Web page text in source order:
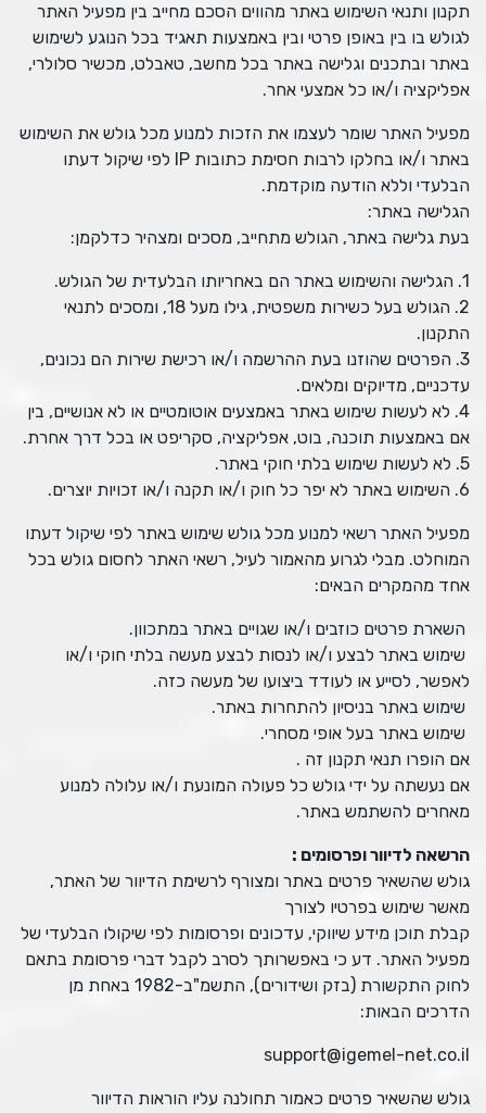
תקנון ותנאי השימוש באתר מהווים הסכם מחייב בין מפעיל האתר
לגולש בו בין באופן פרטי ובין באמצעות תאגיד בכל הנוגע לשימוש
באתר ובתכנים וגלישה באתר בכל מחשב, טאבלט, מכשיר סלולרי,
אפליקציה ו/או כל אמצעי אחר.
מפעיל האתר שומר לעצמו את הזכות למנוע מכל גולש את השימוש
באתר ו/או בחלקו לרבות חסימת כתובות IP לפי שיקול דעתו
הבלעדי וללא הודעה מוקדמת.
הגלישה באתר:
בעת גלישה באתר, הגולש מתחייב, מסכים ומצהיר כדלקמן:
1. הגלישה והשימוש באתר הם באחריותו הבלעדית של הגולש.
2. הגולש בעל כשירות משפטית, גילו מעל 18, ומסכים לתנאי
התקנון.
3. הפרטים שהוזנו בעת ההרשמה ו/או רכישת שירות הם נכונים,
עדכניים, מדיוקים ומלאים.
4. לא לעשות שימוש באתר באמצעים אוטומטיים או לא אנושיים, בין
אם באמצעות תוכנה, בוט, אפליקציה, סקריפט או בכל דרך אחרת.
5. לא לעשות שימוש בלתי חוקי באתר.
6. השימוש באתר לא יפר כל חוק ו/או תקנה ו/או זכויות יוצרים.
מפעיל האתר רשאי למנוע מכל גולש שימוש באתר לפי שיקול דעתו
המוחלט. מבלי לגרוע מהאמור לעיל, רשאי האתר לחסום גולש בכל
אחד מהמקרים הבאים:
השארת פרטים כוזבים ו/או שגויים באתר במתכוון.
שימוש באתר לבצע ו/או לנסות לבצע מעשה בלתי חוקי ו/או
לאפשר, לסייע או לעודד ביצועו של מעשה כזה.
שימוש באתר בניסיון להתחרות באתר.
שימוש באתר בעל אופי מסחרי.
אם הופרו תנאי תקנון זה .
אם נעשתה על ידי גולש כל פעולה המונעת ו/או עלולה למנוע
מאחרים להשתמש באתר.
הרשאה לדיוור ופרסומים :
גולש שהשאיר פרטים באתר ומצורף לרשימת הדיוור של האתר,
מאשר שימוש בפרטיו לצורך
קבלת תוכן מידע שיווקי, עדכונים ופרסומות לפי שיקולו הבלעדי של
מפעיל האתר. דע כי באפשרותך לסרב לקבל דברי פרסומת בתאם
לחוק התקשורת (בזק ושידורים), התשמ"ב-1982 באחת מן
הדרכים הבאות:
support@igemel-net.co.il
גולש שהשאיר פרטים כאמור תחולנה עליו הוראות הדיוור